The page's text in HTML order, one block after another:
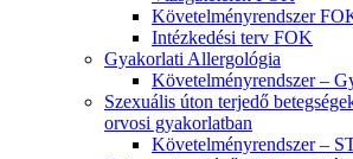
Követelményrendszer
Intézkedési terv FOK
Gyakorlati Allergológia
Követelményrendszer –
Szexuális úton terjedő
orvosi gyakorlatban
Követelményrendszer –